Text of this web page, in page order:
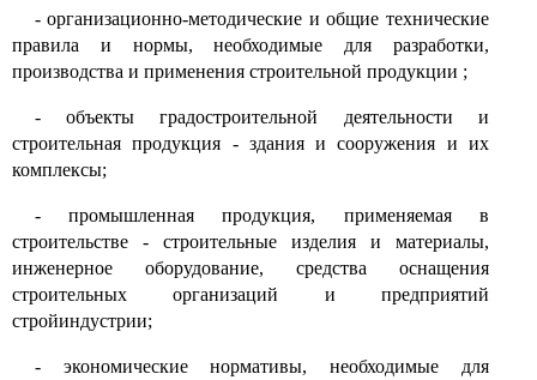
-организационно-методические и общие технические
правила и нормы, необходимые для разработки,
производства и применения строительной продукции ;
-объекты градостроительной деятельности и
строительная продукция -здания и сооружения и их
комплексы;
-промышленная продукция, применяемая в
строительстве - строительные изделия и материалы,
инженерное оборудование, средства оснащения
строительных организаций и предприятий
стройиндустрии;
-экономические нормативы, необходимые для